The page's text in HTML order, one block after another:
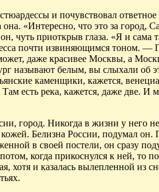
и почувствовал
«Интересно, что это за город,
чуть приоткрыв глаза. «Я и сама
почти извиняющимся тоном. —
даже красивее Москвы, а
называют белым, вы слыхали об
каменщики, кажется,
есть река, кажется, даже две. И
город. Никогда в жизни у него
Белизна России, подумал он.
в своей постели, он сразу
когда прикоснулся к ней, то
хотя и казалась вылепленной из